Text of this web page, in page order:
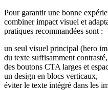
Pour garantir une bonne
combiner impact visuel et
pratiques recommandées sont :
un seul visuel principal (hero
du texte suffisamment contrasté,
des boutons CTA larges et
un design en blocs verticaux,
éviter le texte intégré dans les